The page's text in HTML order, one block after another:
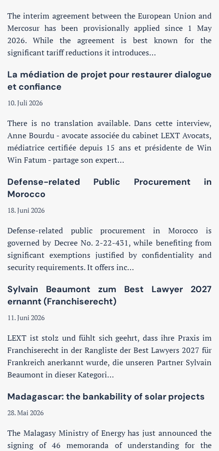
The interim agreement between the European Union and
Mercosur has been provisionally applied since 1 May
2026. While the agreement is best known for the
significant tariff reductions it introduces…
La médiation de projet pour restaurer dialogue
et confiance
10. Juli 2026
There is no translation available. Dans cette interview,
Anne Bourdu - avocate associée du cabinet LEXT Avocats,
médiatrice certifiée depuis 15 ans et présidente de Win
Win Fatum - partage son expert…
Defense-related Public Procurement in
Morocco
18. Juni 2026
Defense-related public procurement in Morocco is
governed by Decree No. 2-22-431, while benefiting from
significant exemptions justified by confidentiality and
security requirements. It offers inc…
Sylvain Beaumont zum Best Lawyer 2027
ernannt (Franchiserecht)
11. Juni 2026
LEXT ist stolz und fühlt sich geehrt, dass ihre Praxis im
Franchiserecht in der Rangliste der Best Lawyers 2027 für
Frankreich anerkannt wurde, die unseren Partner Sylvain
Beaumont in dieser Kategori…
Madagascar: the bankability of solar projects
28. Mai 2026
The Malagasy Ministry of Energy has just announced the
signing of 46 memoranda of understanding for the